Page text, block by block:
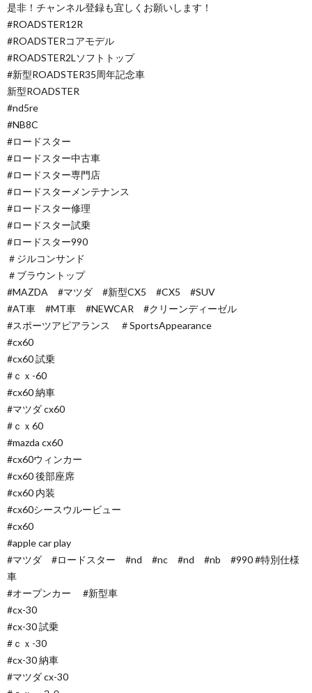
是非！チャンネル登録も宜しくお願いします！
#ROADSTER12R
#ROADSTERコアモデル
#ROADSTER2Lソフトトップ
#新型ROADSTER35周年記念車
新型ROADSTER
#nd5re
#NB8C
#ロードスター
#ロードスター中古車
#ロードスター専門店
#ロードスターメンテナンス
#ロードスター修理
#ロードスター試乗
#ロードスター990
＃ジルコンサンド
＃ブラウントップ
#MAZDA #マツダ #新型CX5 #CX5 #SUV
#AT車 #MT車 #NEWCAR #クリーンディーゼル
#スポーツアピアランス ＃SportsAppearance
#cx60
#cx60 試乗
#ｃｘ-60
#cx60 納車
#マツダ cx60
#ｃｘ60
#mazda cx60
#cx60ウィンカー
#cx60 後部座席
#cx60 内装
#cx60シースウルービュー
#cx60
#apple car play
#マツダ #ロードスター #nd #nc #nd #nb #990 #特別仕様
車
#オープンカー #新型車
#cx-30
#cx-30 試乗
#ｃｘ-30
#cx-30 納車
#マツダ cx-30